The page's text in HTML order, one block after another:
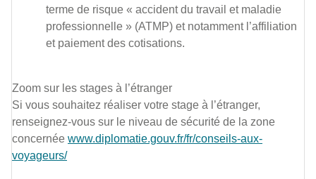
terme de risque « accident du travail et maladie
professionnelle » (ATMP) et notamment l’affiliation
et paiement des cotisations.
Zoom sur les stages à l’étranger
Si vous souhaitez réaliser votre stage à l’étranger,
renseignez-vous sur le niveau de sécurité de la zone
concernée www.diplomatie.gouv.fr/fr/conseils-aux-
voyageurs/